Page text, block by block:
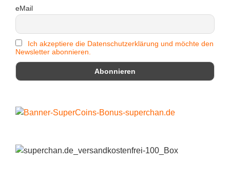
eMail
Ich akzeptiere die Datenschutzerklärung und möchte den
Newsletter abonnieren.